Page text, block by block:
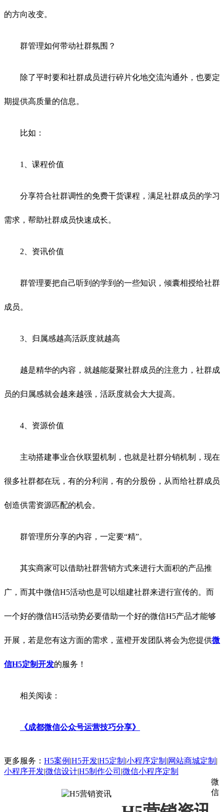
的方向改变。
群管理如何带动社群氛围？
除了平时要和社群成员进行碎片化地交流沟通外，也要定
期提供高质量的信息。
比如：
1、课程价值
分享符合社群调性的免费干货课程，满足社群成员的学习
需求，帮助社群成员快速成长。
2、资讯价值
群管理要把自己听到的学到的一些知识，倾囊相授给社群
成员。
3、归属感越高活跃度就越高
越是精华的内容，就越能凝聚社群成员的注意力，社群成
员的归属感就会越来越强，活跃度就会大大提高。
4、资源价值
主动搭建事业合伙联盟机制，也就是社群分销机制，现在
很多社群都在玩，有的分利润，有的分股份，从而给社群成员
创造供需资源匹配的机会。
群管理所分享的内容，一定要“精”。
其实商家可以借助社群营销方式来进行大面积的产品推
广，而其中微信H5活动也是可以组建社群来进行宣传的。而
一个好的微信H5活动势必要借助一个好的微信H5产品才能够
开展，若是您有这方面的需求，蓝橙开发团队将会为您提供微
信H5定制开发的服务！
相关阅读：
《成都微信公众号运营技巧分享》
更多服务： H5案例 |H5开发|H5定制 |小程序定制 |网站商城定制 |
小程序开发|微信设计|H5制作公司 |微信小程序定制
微
信